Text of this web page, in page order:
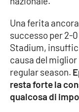
Politica
Sanità
Società
Una ferita
successo per 2-
Stadium,
causa del
regular season.
resta forte la
qualcosa di